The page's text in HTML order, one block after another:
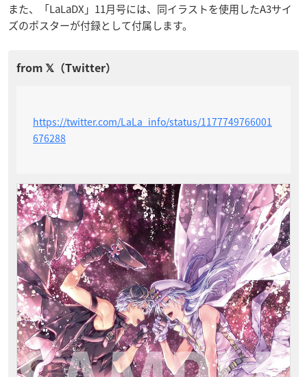
また、「LaLaDX」11月号には、同イラストを使用したA3サイ
ズのポスターが付録として付属します。
https://twitter.com/LaLa_info/status/1177749766001
676288